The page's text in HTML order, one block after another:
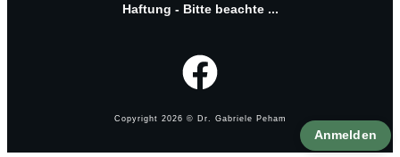
Haftung - Bitte beachte ...
Copyright 2026 © Dr. Gabriele Peham
Anmelden